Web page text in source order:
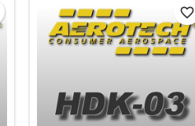
favorite_border